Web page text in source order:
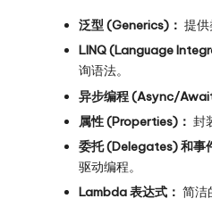
泛型 (Generics)： 提供
LINQ (Language
询语法。
异步编程 (Async/
属性 (Properties)： 封
委托 (Delegates) 和事
驱动编程。
Lambda 表达式： 简洁